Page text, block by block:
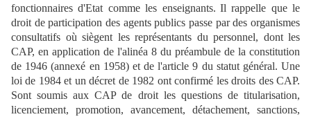
fonctionnaires d'Etat comme les enseignants. Il rappelle que le
droit de participation des agents publics passe par des organismes
consultatifs où siègent les représentants du personnel, dont les
CAP, en application de l'alinéa 8 du préambule de la constitution
de 1946 (annexé en 1958) et de l'article 9 du statut général. Une
loi de 1984 et un décret de 1982 ont confirmé les droits des CAP.
Sont soumis aux CAP de droit les questions de titularisation,
licenciement, promotion, avancement, détachement, sanctions,